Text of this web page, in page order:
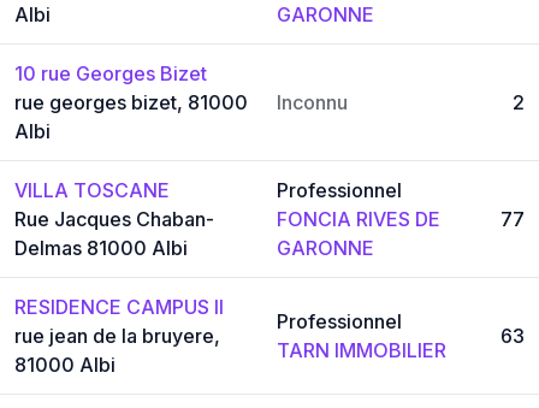
Albi
GARONNE
10 rue Georges Bizet
rue georges bizet, 81000
Albi
Inconnu 2
VILLA TOSCANE
Rue Jacques Chaban-
Delmas 81000 Albi
Professionnel
FONCIA RIVES DE
GARONNE
77
RESIDENCE CAMPUS II
rue jean de la bruyere,
81000 Albi
Professionnel
TARN IMMOBILIER
63